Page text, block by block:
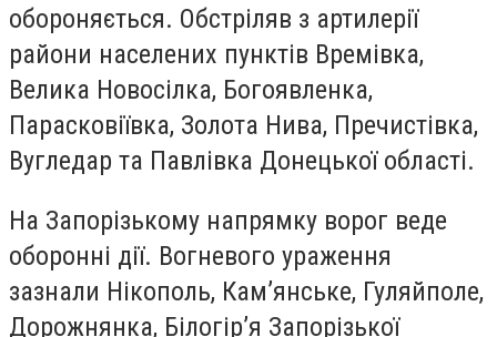
обороняється. Обстріляв з артилерії
райони населених пунктів Времівка,
Велика Новосілка, Богоявленка,
Парасковіївка, Золота Нива, Пречистівка,
Вугледар та Павлівка Донецької області.
На Запорізькому напрямку ворог веде
оборонні дії. Вогневого ураження
зазнали Нікополь, Кам’янське, Гуляйполе,
Дорожнянка, Білогір’я Запорізької